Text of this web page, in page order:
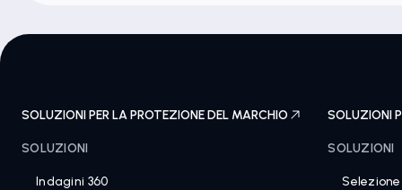
SOLUZIONI PER LA PROTEZIONE DEL MARCHIO
SOLUZIONI
Indagini 360
SOLUZIONI
SOLUZIONI
Selezione